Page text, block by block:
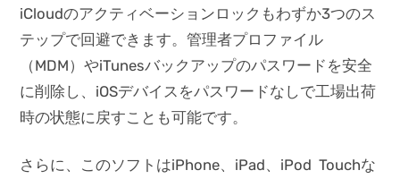
iCloudのアクティベーションロックもわずか3つのス
テップで回避できます。管理者プロファイル
（MDM）やiTunesバックアップのパスワードを安全
に削除し、iOSデバイスをパスワードなしで工場出荷
時の状態に戻すことも可能です。
さらに、このソフトはiPhone、iPad、iPod Touchな